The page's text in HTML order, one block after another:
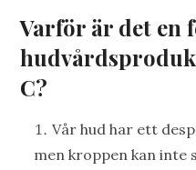
Varför är det en
C?
Vår hud har ett
men kroppen kan inte